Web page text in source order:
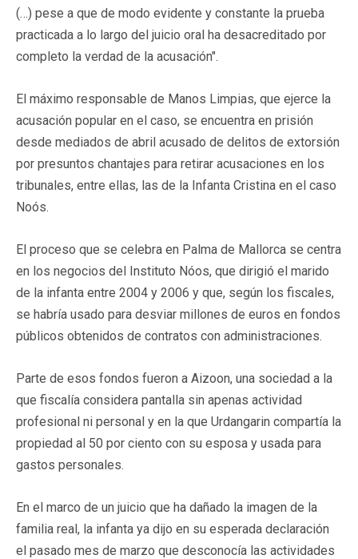
(…) pese a que de modo evidente y constante la prueba
practicada a lo largo del juicio oral ha desacreditado por
completo la verdad de la acusación".
El máximo responsable de Manos Limpias, que ejerce la
acusación popular en el caso, se encuentra en prisión
desde mediados de abril acusado de delitos de extorsión
por presuntos chantajes para retirar acusaciones en los
tribunales, entre ellas, las de la Infanta Cristina en el caso
Noós.
El proceso que se celebra en Palma de Mallorca se centra
en los negocios del Instituto Nóos, que dirigió el marido
de la infanta entre 2004 y 2006 y que, según los fiscales,
se habría usado para desviar millones de euros en fondos
públicos obtenidos de contratos con administraciones.
Parte de esos fondos fueron a Aizoon, una sociedad a la
que fiscalía considera pantalla sin apenas actividad
profesional ni personal y en la que Urdangarin compartía la
propiedad al 50 por ciento con su esposa y usada para
gastos personales.
En el marco de un juicio que ha dañado la imagen de la
familia real, la infanta ya dijo en su esperada declaración
el pasado mes de marzo que desconocía las actividades